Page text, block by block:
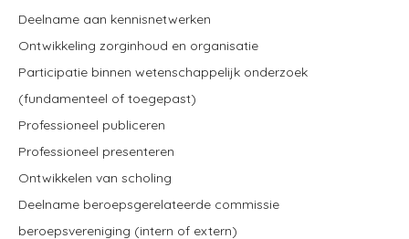
Deelname aan kennisnetwerken
Ontwikkeling zorginhoud en organisatie
Participatie binnen wetenschappelijk onderzoek
(fundamenteel of toegepast)
Professioneel publiceren
Professioneel presenteren
Ontwikkelen van scholing
Deelname beroepsgerelateerde commissie
beroepsvereniging (intern of extern)